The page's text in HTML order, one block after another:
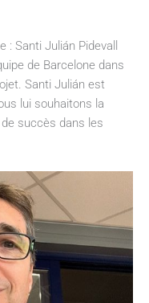
: Santi Julián Pidevall
de Barcelone dans
Santi Julián est
lui souhaitons la
de succès dans les